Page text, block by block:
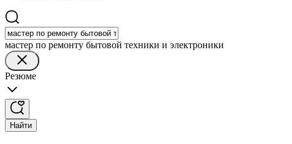
мастер по ремонту бытовой техники и электроники
Резюме
Найти